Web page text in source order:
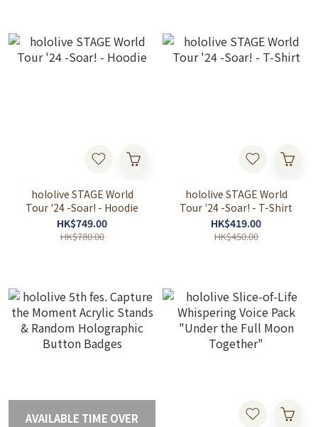
hololive STAGE World
Tour '24 -Soar! - Hoodie
HK$749.00
HK$780.00
hololive STAGE World
Tour '24 -Soar! - T-Shirt
HK$419.00
HK$450.00
AVAILABLE TIME OVER